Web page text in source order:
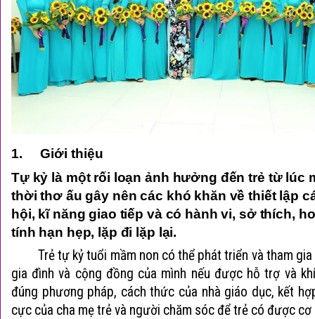
1. Giới thiệu
Tự kỷ là một rối loạn ảnh hưởng đến trẻ từ lúc
thời thơ ấu gây nên các khó khăn về thiết lập
hội, kĩ năng giao tiếp và có hành vi, sở thích,
tính hạn hẹp, lặp đi lặp lại.
Trẻ tự kỷ tuổi mầm non có thể phát triển và tham
gia đình và cộng đồng của mình nếu được hỗ trợ và
đúng phương pháp, cách thức của nhà giáo dục, kết
cực của cha mẹ trẻ và người chăm sóc để trẻ có được